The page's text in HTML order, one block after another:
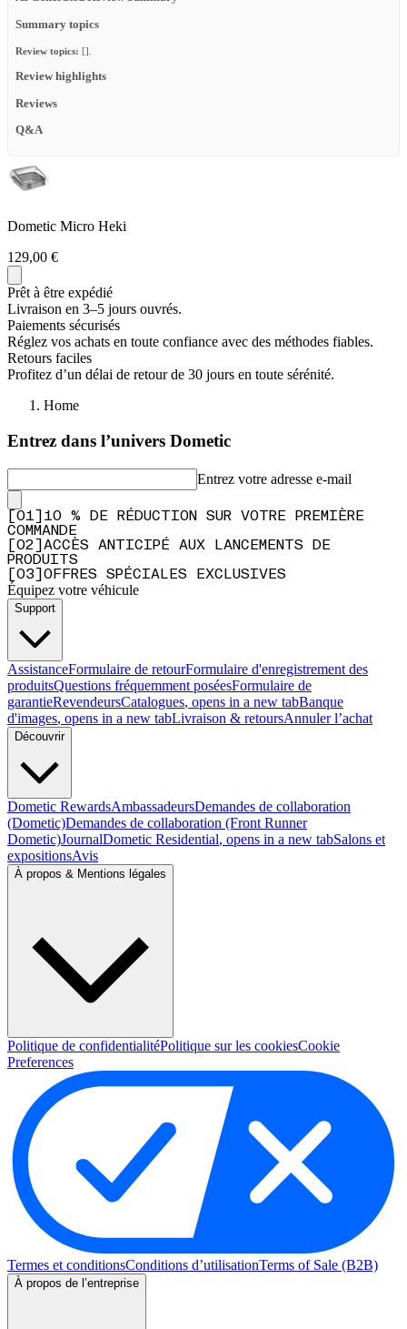
Summary topics
Review topics: [].
Review highlights
Reviews
Q&A
Dometic Micro Heki
129,00 €
Prêt à être expédié
Livraison en 3–5 jours ouvrés.
Paiements sécurisés
Réglez vos achats en toute confiance avec des méthodes fiables.
Retours faciles
Profitez d’un délai de retour de 30 jours en toute sérénité.
Home
Entrez dans l’univers Dometic
Entrez votre adresse e-mail
01
10 % DE RÉDUCTION SUR VOTRE PREMIÈRE
COMMANDE
02
ACCÈS ANTICIPÉ AUX LANCEMENTS DE
PRODUITS
03 OFFRES SPÉCIALES EXCLUSIVES
Équipez votre véhicule
Support
AssistanceFormulaire de retourFormulaire d'enregistrement des
produitsQuestions fréquemment poséesFormulaire de
garantieRevendeursCatalogues, opens in a new tabBanque
d'images, opens in a new tabLivraison & retoursAnnuler l’achat
Découvrir
Dometic RewardsAmbassadeursDemandes de collaboration
(Dometic)Demandes de collaboration (Front Runner
Dometic)JournalDometic Residential, opens in a new tabSalons et
expositionsAvis
À propos & Mentions légales
Politique de confidentialitéPolitique sur les cookiesCookie
Preferences
Termes et conditionsConditions d’utilisationTerms of Sale (B2B)
À propos de l’entreprise